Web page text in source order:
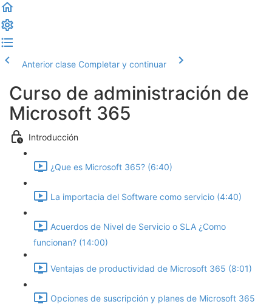
Anterior clase Completar y continuar
Curso de administración de
Microsoft 365
Introducción
¿Que es Microsoft 365? (6:40)
La importacia del Software como servicio (4:40)
Acuerdos de Nivel de Servicio o SLA ¿Como
funcionan? (14:00)
Ventajas de productividad de Microsoft 365 (8:01)
Opciones de suscripción y planes de Microsoft 365